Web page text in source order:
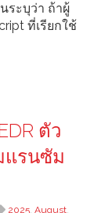
ระบุว่า ถ้าผู้
ที่เรียกใช้
ตัว
แรนซัม
2025, August,